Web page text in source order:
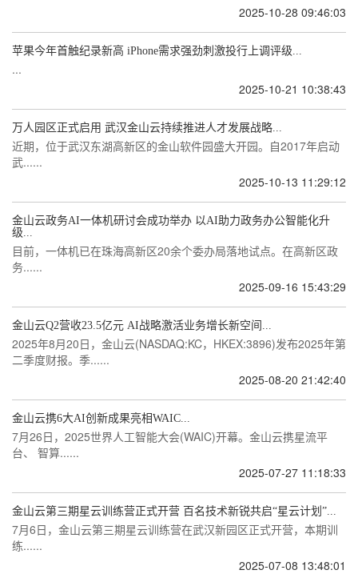
2025-10-28 09:46:03
苹果今年首触纪录新高 iPhone需求强劲刺激投行上调评级...
...
2025-10-21 10:38:43
万人园区正式启用 武汉金山云持续推进人才发展战略...
近期，位于武汉东湖高新区的金山软件园盛大开园。自2017年启动
武......
2025-10-13 11:29:12
金山云政务AI一体机研讨会成功举办 以AI助力政务办公智能化升
级...
目前，一体机已在珠海高新区20余个委办局落地试点。在高新区政
务......
2025-09-16 15:43:29
金山云Q2营收23.5亿元 AI战略激活业务增长新空间...
2025年8月20日，金山云(NASDAQ:KC，HKEX:3896)发布2025年第
二季度财报。季......
2025-08-20 21:42:40
金山云携6大AI创新成果亮相WAIC...
7月26日，2025世界人工智能大会(WAIC)开幕。金山云携星流平
台、 智算......
2025-07-27 11:18:33
金山云第三期星云训练营正式开营 百名技术新锐共启“星云计划”...
7月6日，金山云第三期星云训练营在武汉新园区正式开营，本期训
练......
2025-07-08 13:48:01